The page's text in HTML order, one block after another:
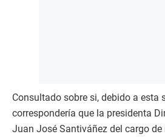
Consultado sobre si, debido a esta
correspondería que la presidenta
Juan José Santiváñez del cargo